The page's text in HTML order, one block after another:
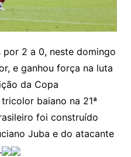
por 2 a 0, neste domingo
e ganhou força na luta
da Copa
baiano na 21ª
foi construído
Juba e do atacante